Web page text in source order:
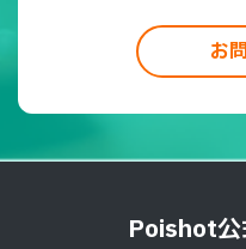
お
Poishot公